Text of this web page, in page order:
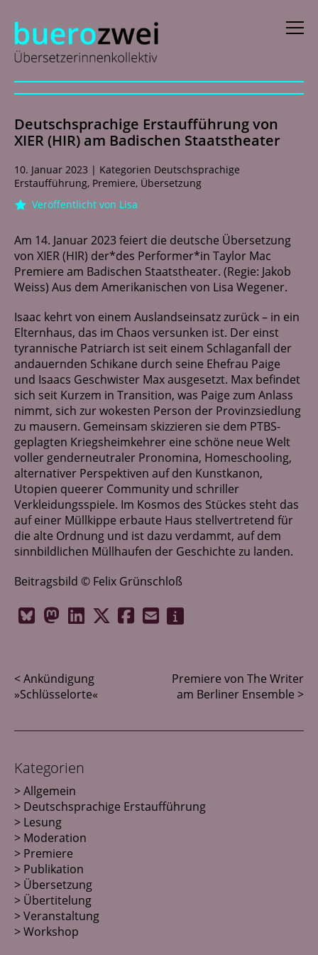
English
italiano
Profile
Aktuelles
Netzwerk
Kontakt
Deutschsprachige Erstaufführung von
XIER (HIR) am Badischen Staatstheater
10. Januar 2023 | Kategorien Deutschsprachige
Erstaufführung, Premiere, Übersetzung
Veröffentlicht von Lisa
Am 14. Januar 2023 feiert die deutsche Übersetzung
von XIER (HIR) der*des Performer*in Taylor Mac
Premiere am Badischen Staatstheater. (Regie: Jakob
Weiss) Aus dem Amerikanischen von Lisa Wegener.
Isaac kehrt von einem Auslandseinsatz zurück – in ein
Elternhaus, das im Chaos versunken ist. Der einst
tyrannische Patriarch ist seit einem Schlaganfall der
andauernden Schikane durch seine Ehefrau Paige
und Isaacs Geschwister Max ausgesetzt. Max befindet
sich seit Kurzem in Transition, was Paige zum Anlass
nimmt, sich zur wokesten Person der Provinzsiedlung
zu mausern. Gemeinsam skizzieren sie dem PTBS-
geplagten Kriegsheimkehrer eine schöne neue Welt
voller genderneutraler Pronomina, Homeschooling,
alternativer Perspektiven auf den Kunstkanon,
Utopien queerer Community und schriller
Verkleidungsspiele. Im Kosmos des Stückes steht das
auf einer Müllkippe erbaute Haus stellvertretend für
die alte Ordnung und ist dazu verdammt, auf dem
sinnbildlichen Müllhaufen der Geschichte zu landen.
Beitragsbild © Felix Grünschloß
< Ankündigung
»Schlüsselorte«
Premiere von The Writer
am Berliner Ensemble >
Kategorien
Allgemein
Deutschsprachige Erstaufführung
Lesung
Moderation
Premiere
Publikation
Übersetzung
Übertitelung
Veranstaltung
Workshop